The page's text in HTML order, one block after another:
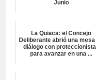
Junio
La Quiaca: el Concejo
Deliberante abrió una mesa
diálogo con
para avanzar en una ...